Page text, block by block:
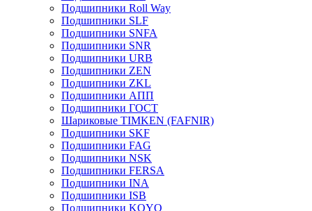
Подшипники Roll Way
Подшипники SLF
Подшипники SNFA
Подшипники SNR
Подшипники URB
Подшипники ZEN
Подшипники ZKL
Подшипники АПП
Подшипники ГОСТ
Шариковые ТІMKEN (FAFNIR)
Подшипники SKF
Подшипники FAG
Подшипники NSK
Подшипники FERSA
Подшипники INA
Подшипники ISB
Подшипники KOYO